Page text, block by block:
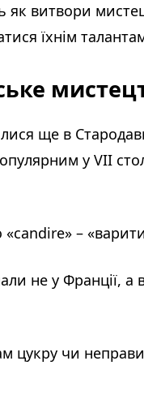
як витвори
їхнім
ще в
у VII
«candire» –
не у Франції, а в
цукру чи